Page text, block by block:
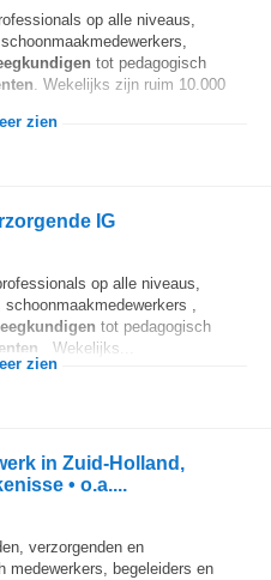
op alle niveaus,
tot pedagogisch
. Wekelijks zijn ruim 10.000
zien
IG
op alle niveaus,
,
tot pedagogisch
. Wekelijks...
zien
in Zuid-Holland,
• o.a....
verzorgenden en
medewerkers, begeleiders en